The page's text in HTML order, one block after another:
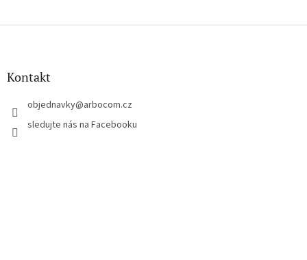
Z
Kontakt
objednavky@arbocom.cz
sledujte nás na Facebooku